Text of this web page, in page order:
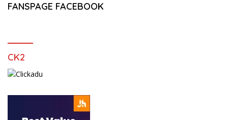
FANSPAGE FACEBOOK
CK2